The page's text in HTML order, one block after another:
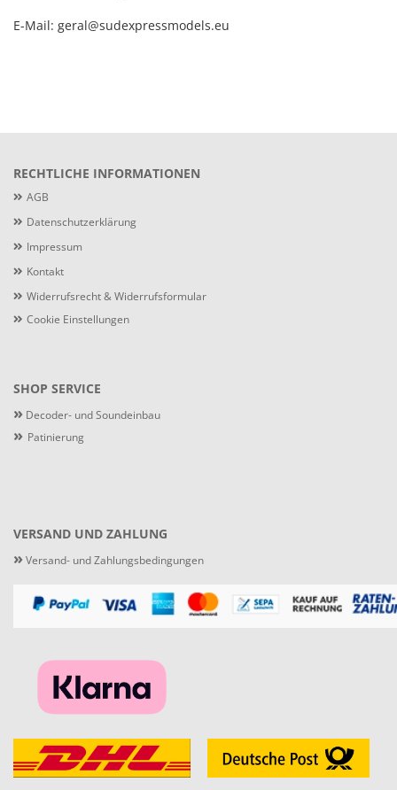
E-Mail: geral@sudexpressmodels.eu
RECHTLICHE INFORMATIONEN
AGB
Datenschutzerklärung
Impressum
Kontakt
Widerrufsrecht & Widerrufsformular
Cookie Einstellungen
SHOP SERVICE
» Decoder- und Soundeinbau
» Patinierung
VERSAND UND ZAHLUNG
» Versand- und Zahlungsbedingungen